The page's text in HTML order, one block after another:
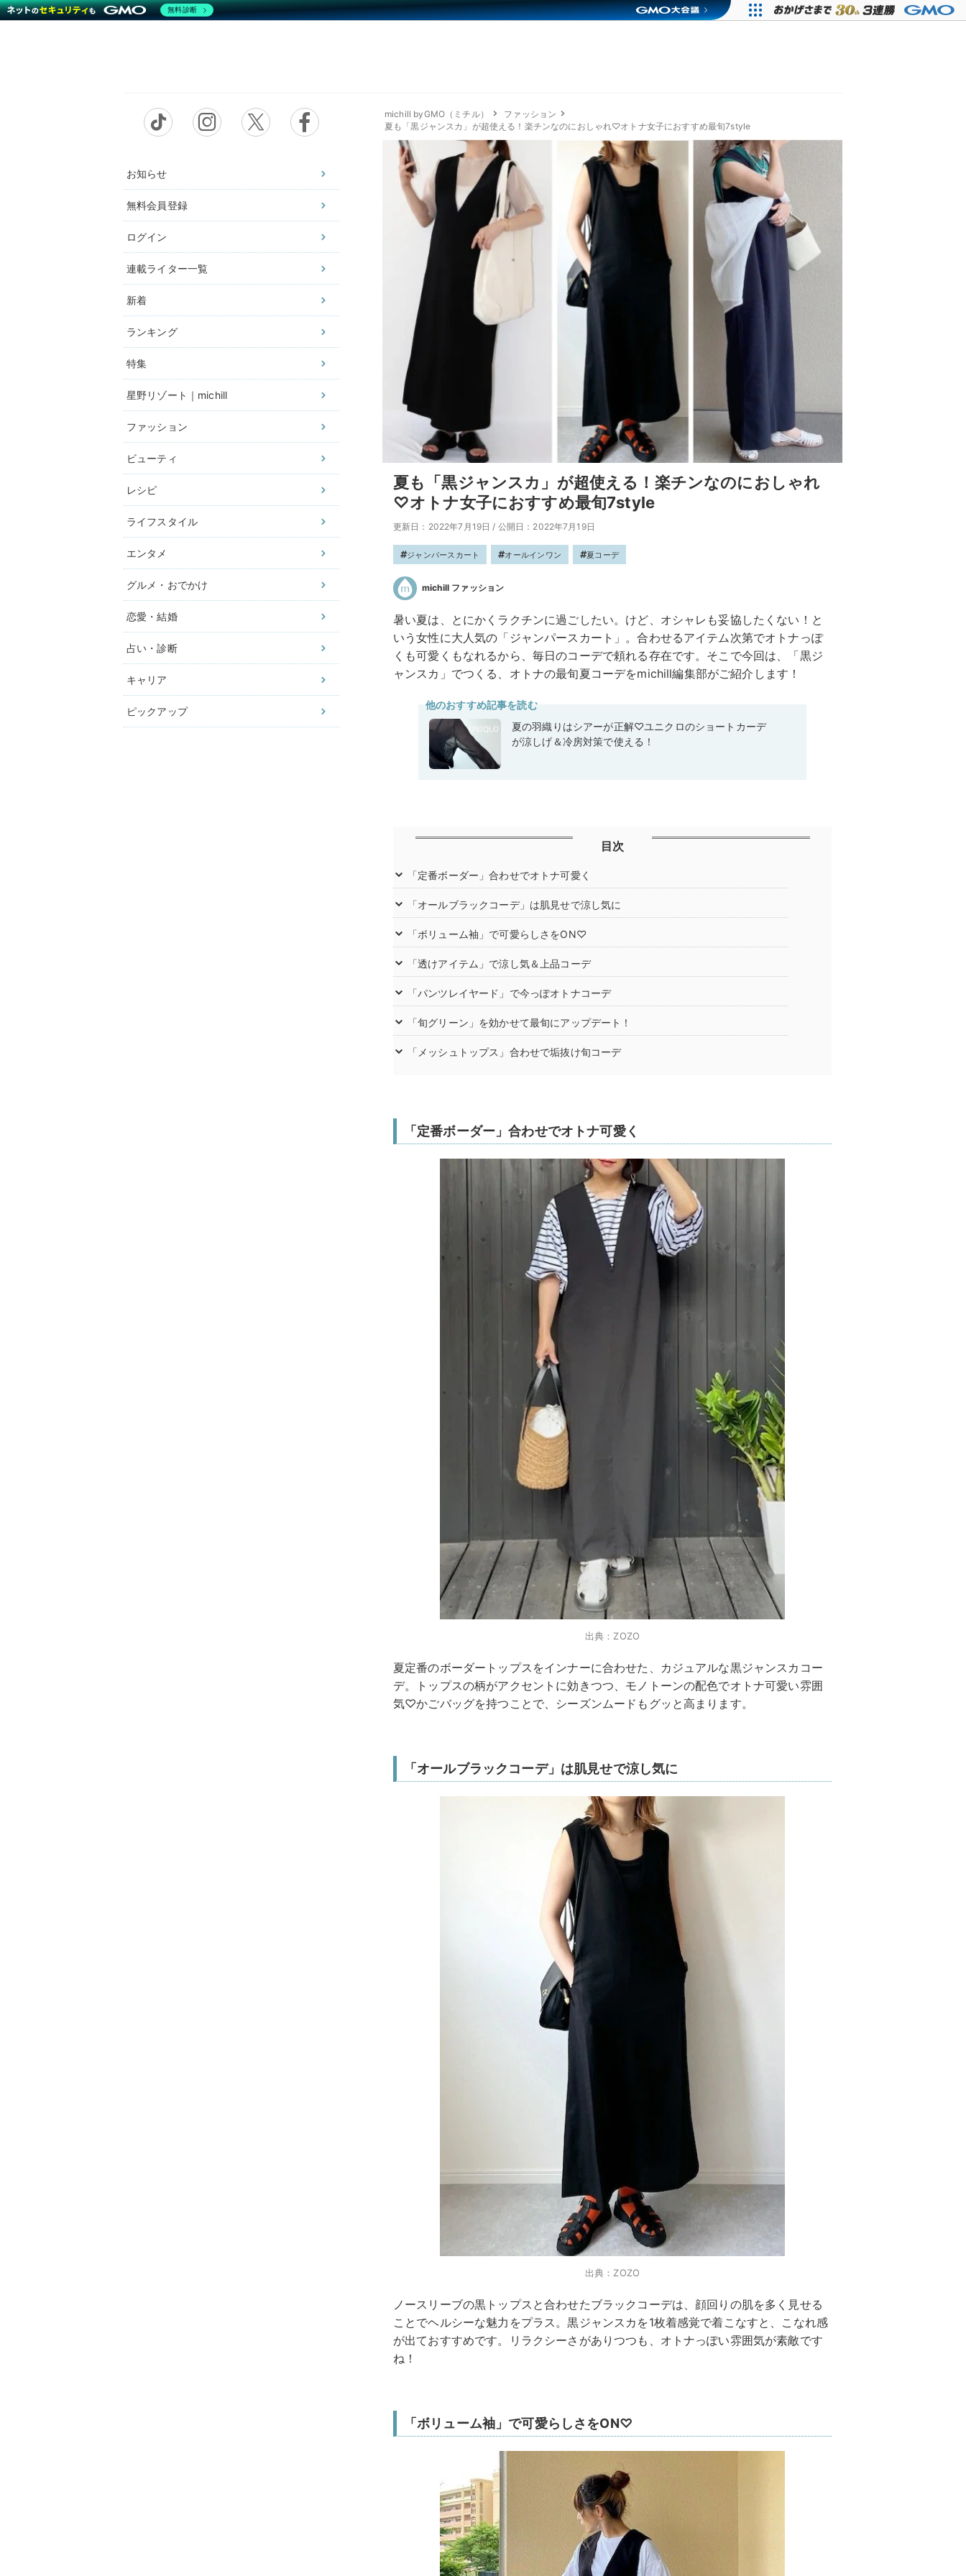
お知らせ
無料会員登録
ログイン
連載ライター一覧
新着
ランキング
特集
星野リゾート｜michill
ファッション
ビューティ
レシピ
ライフスタイル
エンタメ
グルメ・おでかけ
恋愛・結婚
占い・診断
キャリア
ピックアップ
michill byGMO（ミチル）
ファッション
夏も「黒ジャンスカ」が超使える！楽チンなのにおしゃれ♡オトナ女子におすすめ最旬7style
夏も「黒ジャンスカ」が超使える！楽チンなのにおしゃれ
♡オトナ女子におすすめ最旬7style
更新日：2022年7月19日 / 公開日：2022年7月19日
ジャンパースカート オールインワン 夏コーデ
michill ファッション
暑い夏は、とにかくラクチンに過ごしたい。けど、オシャレも妥協したくない！と
いう女性に大人気の「ジャンパースカート」。合わせるアイテム次第でオトナっぽ
くも可愛くもなれるから、毎日のコーデで頼れる存在です。そこで今回は、「黒ジ
ャンスカ」でつくる、オトナの最旬夏コーデをmichill編集部がご紹介します！
他のおすすめ記事を読む
夏の羽織りはシアーが正解♡ユニクロのショートカーデ
が涼しげ＆冷房対策で使える！
目次
「定番ボーダー」合わせでオトナ可愛く
「オールブラックコーデ」は肌見せで涼し気に
「ボリューム袖」で可愛らしさをON♡
「透けアイテム」で涼し気＆上品コーデ
「パンツレイヤード」で今っぽオトナコーデ
「旬グリーン」を効かせて最旬にアップデート！
「メッシュトップス」合わせで垢抜け旬コーデ
「定番ボーダー」合わせでオトナ可愛く
出典：ZOZO
夏定番のボーダートップスをインナーに合わせた、カジュアルな黒ジャンスカコー
デ。トップスの柄がアクセントに効きつつ、モノトーンの配色でオトナ可愛い雰囲
気♡かごバッグを持つことで、シーズンムードもグッと高まります。
「オールブラックコーデ」は肌見せで涼し気に
出典：ZOZO
ノースリーブの黒トップスと合わせたブラックコーデは、顔回りの肌を多く見せる
ことでヘルシーな魅力をプラス。黒ジャンスカを1枚着感覚で着こなすと、こなれ感
が出ておすすめです。リラクシーさがありつつも、オトナっぽい雰囲気が素敵です
ね！
「ボリューム袖」で可愛らしさをON♡
無料診断